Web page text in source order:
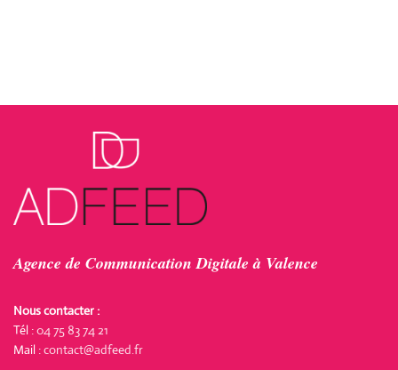
Agence de Communication Digitale à Valence
Nous contacter :
Tél :04 75 83 74 21
Mail :contact@adfeed.fr